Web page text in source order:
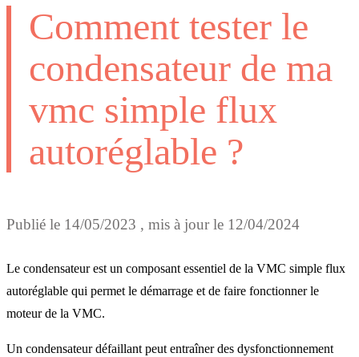
Comment tester le
condensateur de ma
vmc simple flux
autoréglable ?
Publié le 14/05/2023 , mis à jour le 12/04/2024
Le condensateur est un composant essentiel de la VMC simple flux
autoréglable qui permet le démarrage et de faire fonctionner le
moteur de la VMC.
Un condensateur défaillant peut entraîner des dysfonctionnement